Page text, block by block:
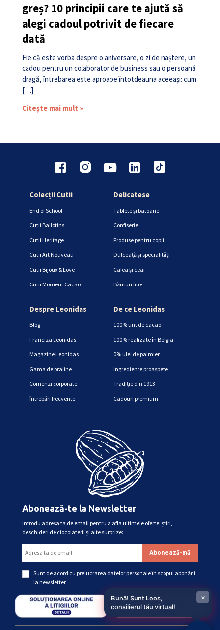
greș? 10 principii care te ajută să
alegi cadoul potrivit de fiecare
dată
Fie că este vorba despre o aniversare, o zi de naștere, un
cadou pentru un colaborator de business sau o persoană
dragă, întrebarea este aproape întotdeauna aceeași: cum
[…]
Citește mai mult »
Colecții Cutii
End of School
Cutii Ballotins
Cutii Heritage
Cutii Art Nouveau
Cutii Bijoux & Love
Cutii Moment Cacao
Delicatese
Tablete și batoane
Confiserie
Produse pentru copii
Dulceață și specialități
Cafea și ceai
Băuturi fine
Despre Leonidas
Blog
Franciza Leonidas
Magazine Leonidas
Gama de praline
Comenzi corporate
Întrebări frecvente
De ce Leonidas
100% unt de cacao
100% realizate în Belgia
0% ulei de palmier
Ingrediente proaspete
Tradiție din 1913
Cadouri premium
Abonează-te la Newsletter
Introdu adresa ta de email pentru a afla ultimele oferte, știri,
deschideri de ciocolaterii și alte surprize:
Sunt de acord cu prelucrarea datelor personaleîn scopul abonării
la newsletter.
Bună! Sunt Leos,
consilierul tău virtual!
×